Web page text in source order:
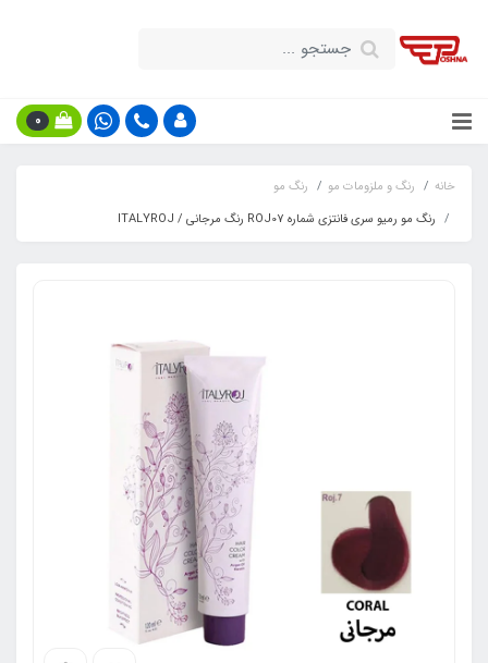
0
خانه رنگ و ملزومات مو
رنگ مو
رنگ مو رمیو سری فانتزی شماره ROJ07 رنگ مرجانی / ITALYROJ